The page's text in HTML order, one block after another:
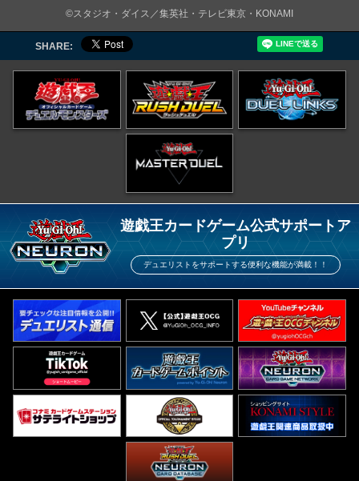
©スタジオ・ダイス／集英社・テレビ東京・KONAMI
SHARE:
遊戯王カードゲーム公式サポートア
プリ
デュエリストをサポートする便利な機能が満載！！